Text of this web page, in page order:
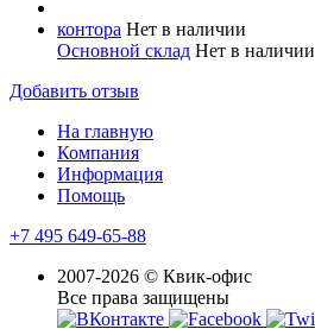
контора Нет в наличии
Основной склад Нет в наличии
Добавить отзыв
На главную
Компания
Информация
Помощь
+7 495 649-65-88
2007-2026 © Квик-офис
Все права защищены